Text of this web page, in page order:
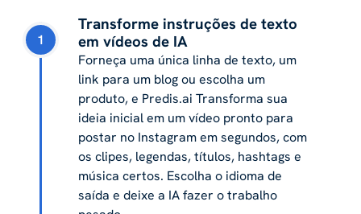
1
Transforme instruções de texto
em vídeos de IA
Forneça uma única linha de texto, um
link para um blog ou escolha um
produto, e Predis.ai Transforma sua
ideia inicial em um vídeo pronto para
postar no Instagram em segundos, com
os clipes, legendas, títulos, hashtags e
música certos. Escolha o idioma de
saída e deixe a IA fazer o trabalho